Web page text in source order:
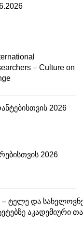
– Culture on
2026
2026
– ტელე და
აკადემიური